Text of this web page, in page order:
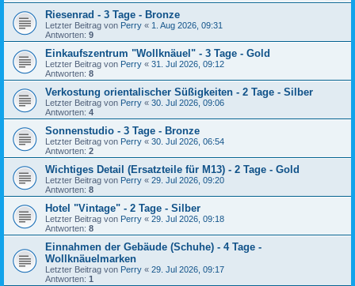
Riesenrad - 3 Tage - Bronze
Letzter Beitrag von Perry « 1. Aug 2026, 09:31
Antworten: 9
Einkaufszentrum "Wollknäuel" - 3 Tage - Gold
Letzter Beitrag von Perry « 31. Jul 2026, 09:12
Antworten: 8
Verkostung orientalischer Süßigkeiten - 2 Tage - Silber
Letzter Beitrag von Perry « 30. Jul 2026, 09:06
Antworten: 4
Sonnenstudio - 3 Tage - Bronze
Letzter Beitrag von Perry « 30. Jul 2026, 06:54
Antworten: 2
Wichtiges Detail (Ersatzteile für M13) - 2 Tage - Gold
Letzter Beitrag von Perry « 29. Jul 2026, 09:20
Antworten: 8
Hotel "Vintage" - 2 Tage - Silber
Letzter Beitrag von Perry « 29. Jul 2026, 09:18
Antworten: 8
Einnahmen der Gebäude (Schuhe) - 4 Tage -
Wollknäuelmarken
Letzter Beitrag von Perry « 29. Jul 2026, 09:17
Antworten: 1